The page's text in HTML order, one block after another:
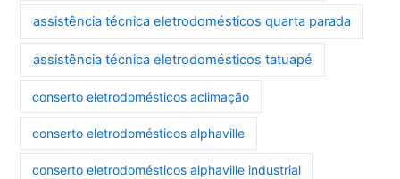
assistência técnica eletrodomésticos quarta parada
assistência técnica eletrodomésticos tatuapé
conserto eletrodomésticos aclimação
conserto eletrodomésticos alphaville
conserto eletrodomésticos alphaville industrial